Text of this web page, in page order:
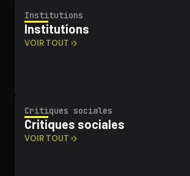
Ins­ti­tu­tions
Ins­ti­tu­tions
VOIR TOUT ›
Critiques sociales
Critiques sociales
VOIR TOUT ›